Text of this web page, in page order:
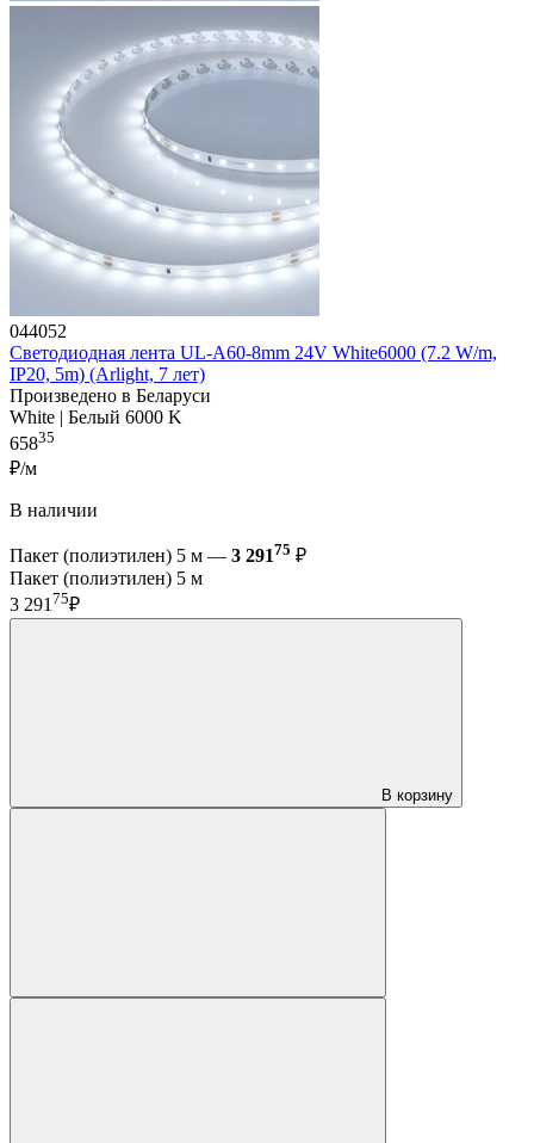
044052
Светодиодная лента UL-A60-8mm 24V White6000 (7.2 W/m,
IP20, 5m) (Arlight, 7 лет)
Произведено в Беларуси
White | Белый 6000 K
65835
₽/м
В наличии
Пакет (полиэтилен) 5 м — 3 29175 ₽
Пакет (полиэтилен) 5 м
3 29175₽
В корзину